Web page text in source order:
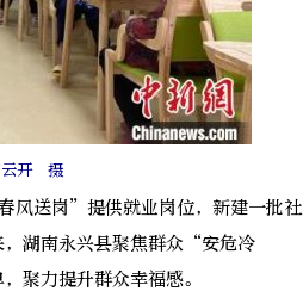
云开 摄
送岗”提供就业岗位，新建一批社
湖南永兴县聚焦群众“安危冷
聚力提升群众幸福感。